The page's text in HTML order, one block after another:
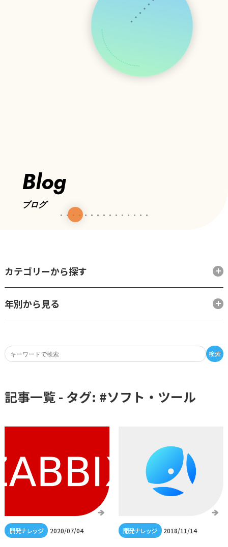
Blog
ブログ
検索
カテゴリーから探す
年別から見る
記事一覧 - タグ: #ソフト・ツール
2020/07/04 2018/11/14